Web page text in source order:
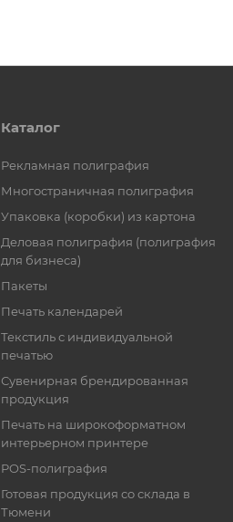
Каталог
Рекламная полиграфия
Многостраничная полиграфия
Упаковка (коробки) из картона
Деловая полиграфия (полиграфия
для бизнеса)
Пакеты
Печать календарей
Текстиль с индивидуальной
печатью
Сувенирная брендированная
продукция
Печать на широкоформатном
интерьерном принтере
POS-полиграфия
Готовая продукция со склада в
Тюмени